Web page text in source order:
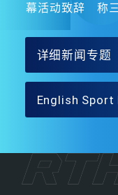
幕活动致辞 称
详细新闻专题
English Sport